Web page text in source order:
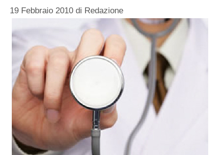
19 Febbraio 2010 di Redazione